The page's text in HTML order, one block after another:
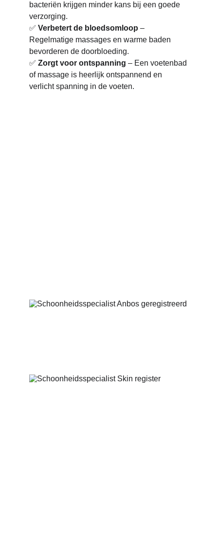
bacteriën krijgen minder kans bij een goede
verzorging.
✅ Verbetert de bloedsomloop –
Regelmatige massages en warme baden
bevorderen de doorbloeding.
✅ Zorgt voor ontspanning – Een voetenbad
of massage is heerlijk ontspannend en
verlicht spanning in de voeten.